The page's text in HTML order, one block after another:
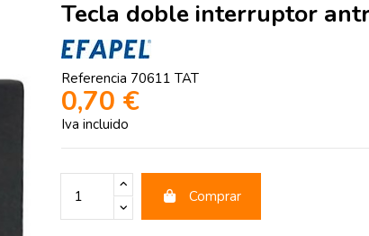
Tecla doble interruptor
Referencia 70611 TAT
0,70 €
Iva incluido
Comprar